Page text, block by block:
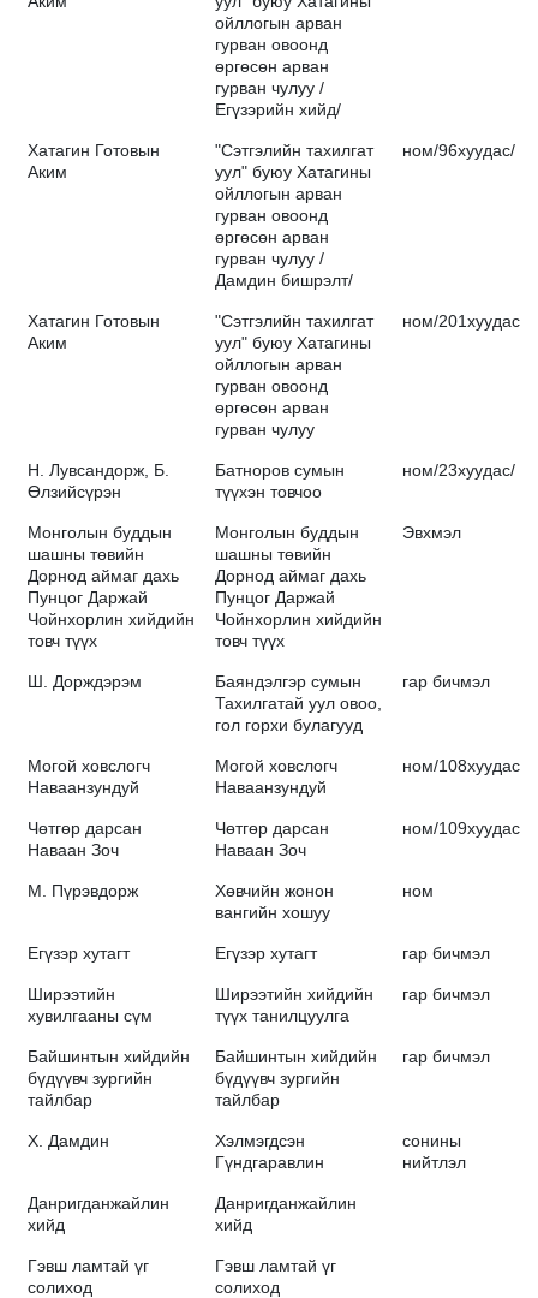
ойллогын арван
гурван овоонд
өргөсөн арван
гурван чулуу /
Егүзэрийн хийд/
Хатагин Готовын
Аким
"Сэтгэлийн тахилгат
уул" буюу Хатагины
ойллогын арван
гурван овоонд
өргөсөн арван
гурван чулуу /
Дамдин бишрэлт/
ном/96хуудас/
Хатагин Готовын
Аким
"Сэтгэлийн тахилгат
уул" буюу Хатагины
ойллогын арван
гурван овоонд
өргөсөн арван
гурван чулуу
ном/201хуудас/
Н. Лувсандорж, Б.
Өлзийсүрэн
Батноров сумын
түүхэн товчоо
ном/23хуудас/
Монголын буддын
шашны төвийн
Дорнод аймаг дахь
Пунцог Даржай
Чойнхорлин хийдийн
товч түүх
Монголын буддын
шашны төвийн
Дорнод аймаг дахь
Пунцог Даржай
Чойнхорлин хийдийн
товч түүх
Эвхмэл
Ш. Дорждэрэм
Баяндэлгэр сумын
Тахилгатай уул овоо,
гол горхи булагууд
гар бичмэл
Могой ховслогч
Наваанзундуй
Могой ховслогч
Наваанзундуй
ном/108хуудас/
Чөтгөр дарсан
Наваан Зоч
Чөтгөр дарсан
Наваан Зоч
ном/109хуудас/
М. Пүрэвдорж
Хөвчийн жонон
вангийн хошуу
ном
Егүзэр хутагт Егүзэр хутагт гар бичмэл
Ширээтийн
хувилгааны сүм
Ширээтийн хийдийн
түүх танилцуулга
гар бичмэл
Байшинтын хийдийн
бүдүүвч зургийн
тайлбар
Байшинтын хийдийн
бүдүүвч зургийн
тайлбар
гар бичмэл
Х. Дамдин
Хэлмэгдсэн
Гүндгаравлин
сонины
нийтлэл
Данригданжайлин
хийд
Данригданжайлин
хийд
Гэвш ламтай үг
солиход
Гэвш ламтай үг
солиход